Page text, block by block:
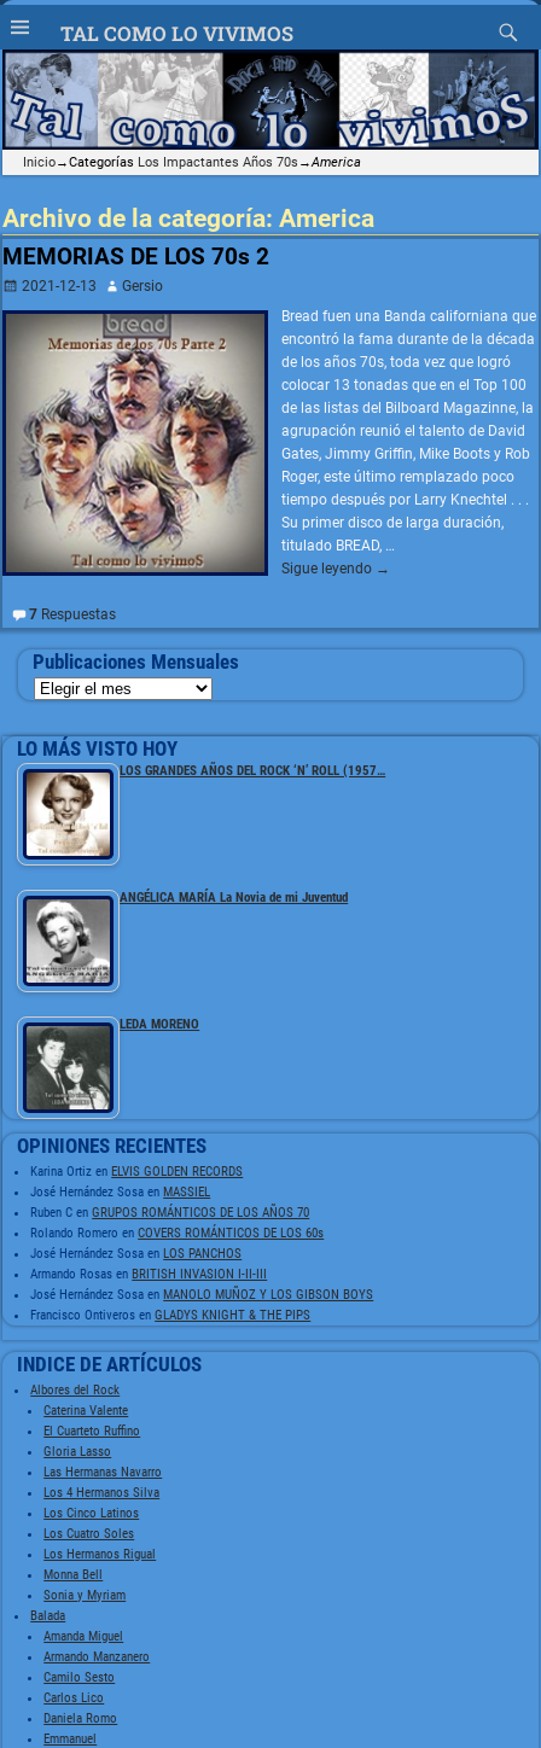
TAL COMO LO VIVIMOS
Inicio→Categorías Los Impactantes Años 70s →America
Archivo de la categoría:America
MEMORIAS DE LOS 70s 2
2021-12-13
Gersio
Bread fuen una Banda californiana que
encontró la fama durante de la década
de los años 70s, toda vez que logró
colocar 13 tonadas que en el Top 100
de las listas del Bilboard Magazinne, la
agrupación reunió el talento de David
Gates, Jimmy Griffin, Mike Boots y Rob
Roger, este último remplazado poco
tiempo después por Larry Knechtel . . .
Su primer disco de larga duración,
titulado BREAD, …
Sigue leyendo →
7Respuestas
Publicaciones Mensuales
LO MÁS VISTO HOY
LOS GRANDES AÑOS DEL ROCK ‘N’ ROLL (1957…
ANGÉLICA MARÍA La Novia de mi Juventud
LEDA MORENO
OPINIONES RECIENTES
Karina Ortiz enELVIS GOLDEN RECORDS
José Hernández Sosa enMASSIEL
Ruben C enGRUPOS ROMÁNTICOS DE LOS AÑOS 70
Rolando Romero enCOVERS ROMÁNTICOS DE LOS 60s
José Hernández Sosa enLOS PANCHOS
Armando Rosas enBRITISH INVASION I-II-III
José Hernández Sosa enMANOLO MUÑOZ Y LOS GIBSON BOYS
Francisco Ontiveros enGLADYS KNIGHT & THE PIPS
INDICE DE ARTÍCULOS
Albores del Rock
Caterina Valente
El Cuarteto Ruffino
Gloria Lasso
Las Hermanas Navarro
Los 4 Hermanos Silva
Los Cinco Latinos
Los Cuatro Soles
Los Hermanos Rigual
Monna Bell
Sonia y Myriam
Balada
Amanda Miguel
Armando Manzanero
Camilo Sesto
Carlos Lico
Daniela Romo
Emmanuel